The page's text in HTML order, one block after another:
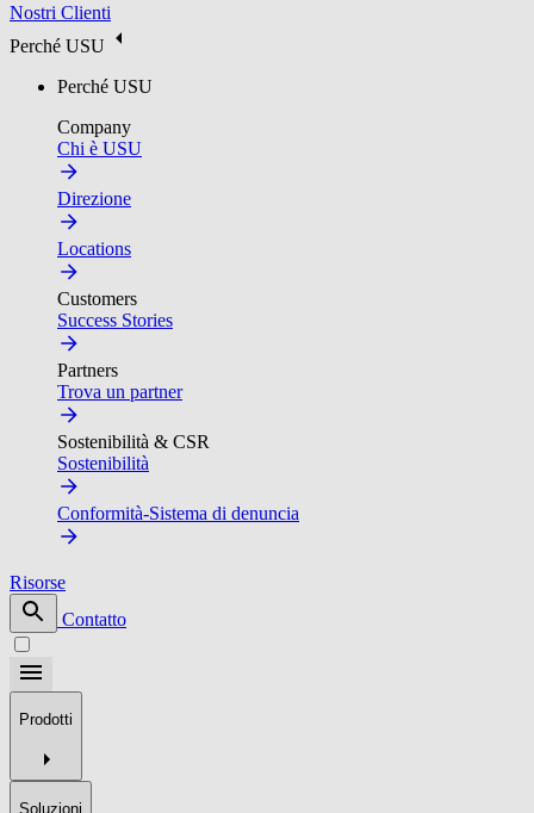
Nostri Clienti
Perché USU
Perché USU
Company
Chi è USU
Direzione
Locations
Customers
Success Stories
Partners
Trova un partner
Sostenibilità & CSR
Sostenibilità
Conformità-Sistema di denuncia
Risorse
Contatto
Prodotti
Soluzioni